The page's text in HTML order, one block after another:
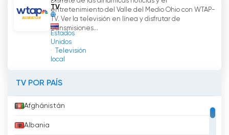
TV
Estados
Unidos
Televisión
local
entretenimiento del Valle del Medio Ohio con WTAP-
TV. Ver la televisión en línea y disfrutar de
transmisiones...
TV POR PAÍS
Afghánistán
Albania